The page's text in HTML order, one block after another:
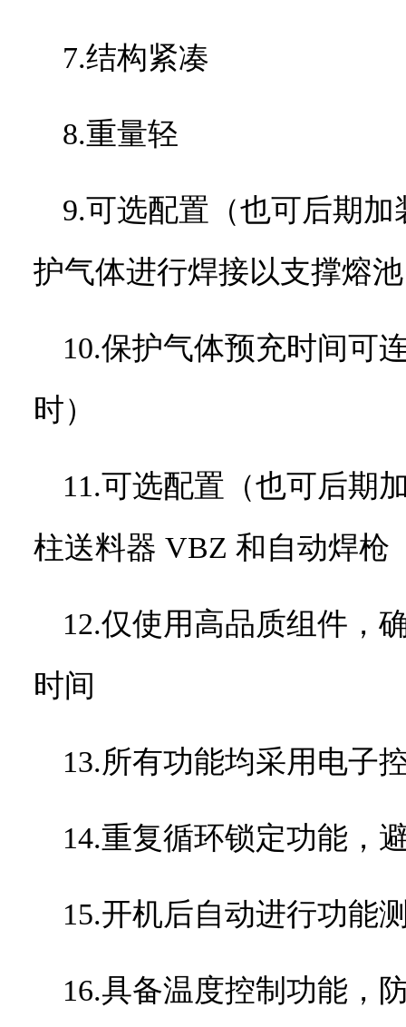
7.结构紧凑
8.重量轻
9.可选配置（也可后期
护气体进行焊接以支撑熔池
10.保护气体预充时间可
时）
11.可选配置（也可后期
柱送料器 VBZ和自动焊枪
12.仅使用高品质组件，
时间
13.所有功能均采用电子
14.重复循环锁定功能，
15.开机后自动进行功能
16.具备温度控制功能，